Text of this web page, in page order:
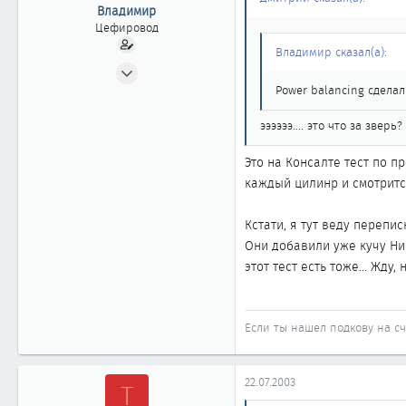
а
Владимир
Цефировод
Владимир сказал(а):
Power balancing
ээээээ.... это что за зверь?
Это на Консалте тест по
каждый цилинр и
Кстати, я тут веду
Они добавили уже кучу
этот тест есть тоже...
Если ты нашел подкову на
Т 22.07.2003